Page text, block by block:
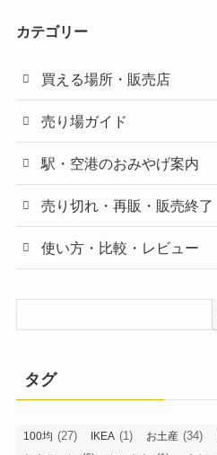
カテゴリー
買える場所・販売店
売り場ガイド
駅・空港のおみやげ案内
売り切れ・再販・販売終了
使い方・比較・レビュー
タグ
100均 (27) IKEA (1) お土産 (34)